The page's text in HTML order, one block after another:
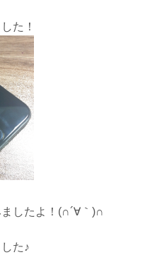
た！
したよ！(∩´∀｀)∩
た♪